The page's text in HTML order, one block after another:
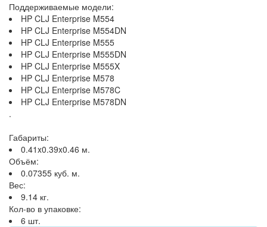
Поддерживаемые модели:
HP CLJ Enterprise M554
HP CLJ Enterprise M554DN
HP CLJ Enterprise M555
HP CLJ Enterprise M555DN
HP CLJ Enterprise M555X
HP CLJ Enterprise M578
HP CLJ Enterprise M578C
HP CLJ Enterprise M578DN
.
Габариты:
0.41x0.39x0.46 м.
Объём:
0.07355 куб. м.
Вес:
9.14 кг.
Кол-во в упаковке:
6 шт.